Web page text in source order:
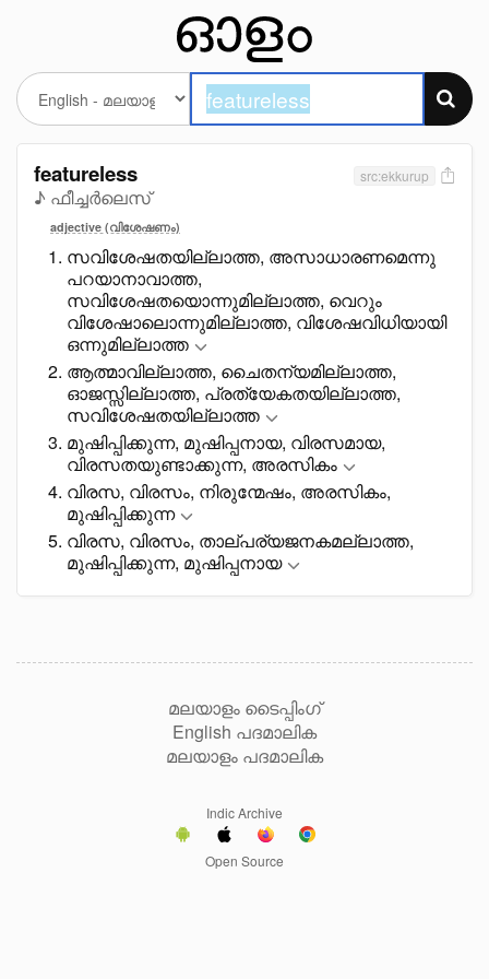
featureless
♪ ഫീച്ചർലെസ്
src:ekkurup
adjective (വിശേഷണം)
സവിശേഷതയില്ലാത്ത, അസാധാരണമെന്നു
പറയാനാവാത്ത,
സവിശേഷതയൊന്നുമില്ലാത്ത, വെറും
വിശേഷാലൊന്നുമില്ലാത്ത, വിശേഷവിധിയായി
ഒന്നുമില്ലാത്ത
ആത്മാവില്ലാത്ത, ചെെതന്യമില്ലാത്ത,
ഓജസ്സില്ലാത്ത, പ്രത്യേകതയില്ലാത്ത,
സവിശേഷതയില്ലാത്ത
മുഷിപ്പിക്കുന്ന, മുഷിപ്പനായ, വിരസമായ,
വിരസതയുണ്ടാക്കുന്ന, അരസികം
വിരസ, വിരസം, നിരുന്മേഷം, അരസികം,
മുഷിപ്പിക്കുന്ന
വിരസ, വിരസം, താല്പര്യജനകമല്ലാത്ത,
മുഷിപ്പിക്കുന്ന, മുഷിപ്പനായ
മലയാളം ടൈപ്പിംഗ്
English പദമാലിക
മലയാളം പദമാലിക
Indic Archive
Open Source